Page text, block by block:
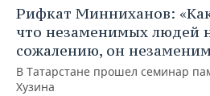
Рифкат Минниханов:
что незаменимых людей
сожалению, он
В Татарстане прошел семинар
Хузина